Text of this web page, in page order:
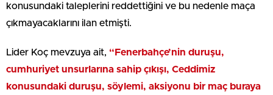
konusundaki taleplerini reddettiğini ve bu nedenle maça
çıkmayacaklarını ilan etmişti.
Lider Koç mevzuya ait, “Fenerbahçe’nin duruşu,
cumhuriyet unsurlarına sahip çıkışı, Ceddimiz
konusundaki duruşu, söylemi, aksiyonu bir maç buraya